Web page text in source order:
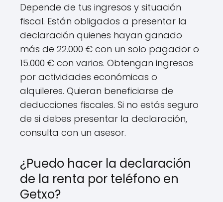
Depende de tus ingresos y situación
fiscal. Están obligados a presentar la
declaración quienes hayan ganado
más de 22.000 € con un solo pagador o
15.000 € con varios. Obtengan ingresos
por actividades económicas o
alquileres. Quieran beneficiarse de
deducciones fiscales. Si no estás seguro
de si debes presentar la declaración,
consulta con un asesor.
¿Puedo hacer la declaración
de la renta por teléfono en
Getxo?